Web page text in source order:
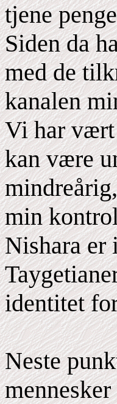
tjene
Siden da
med de
kanalen
Vi har vært
kan være
min
Nishara er
identitet
Neste